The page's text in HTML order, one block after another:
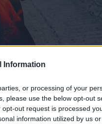
Information
or processing of your
please use the below opt-out
out request is processed
information utilized by us